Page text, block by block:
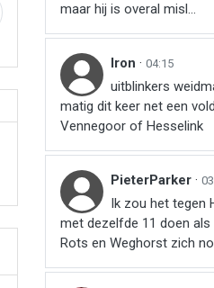
maar hij is overal misl...
Iron · 04:15
uitblinkers
matig dit keer net een
Vennegoor of Hesselink
PieterParker ·
Ik zou het tegen
met dezelfde 11 doen als
Rots en Weghorst zich